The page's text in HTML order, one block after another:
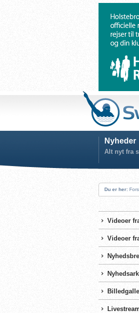
Nyheder
Alt nyt fra
Du er her:
Videoer
Videoer